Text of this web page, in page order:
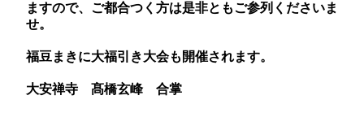
ますので、ご都合つく方は是非ともご参列くださいま
せ。
福豆まきに大福引き大会も開催されます。
大安禅寺 髙橋玄峰 合掌